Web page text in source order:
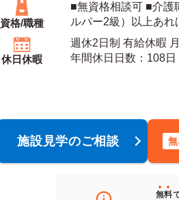
資格/職種
■無資格相談可 ■介護
ルパー2級）以上あ
許（AT限定可）必須
の業務経験あれば尚可
休日休暇
週休2日制 有給休暇
施設見学のご相談
無料